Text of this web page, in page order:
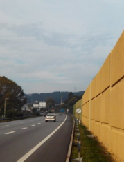
Notícias
Eventos
Projectos